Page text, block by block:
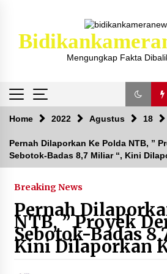
Mengungkap Fakta
Breaking News
Kejaksaan KSB Mulai Lidik Mafia Tanah
Sekongkang Bawah
2 tahun ago
Laporan Dugaan Pencabulan di Desa
Kec. Plampang, Polres Sumbawa
Proses Penyelidikan Berjalan Maksimal
4 minggu ago
Home 2022 Agustus 18
Pernah Dilaporkan Ke Polda NTB, ”
Sebotok-Badas 8,7 Miliar “, Kini
Breaking News
Pernah
NTB, ” Proyek
Sebotok-Badas
Kini Dilaporkan